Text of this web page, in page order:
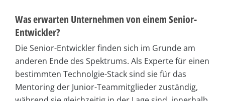
Was erwarten Unternehmen von einem Senior-
Entwickler?
Die Senior-Entwickler finden sich im Grunde am
anderen Ende des Spektrums. Als Experte für einen
bestimmten Technolgie-Stack sind sie für das
Mentoring der Junior-Teammitglieder zuständig,